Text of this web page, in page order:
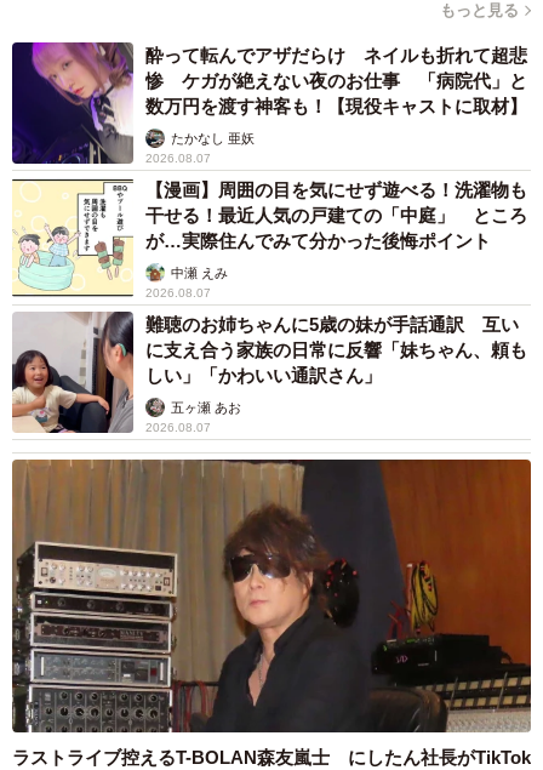
もっと見る
酔って転んでアザだらけ ネイルも折れて超悲
惨 ケガが絶えない夜のお仕事 「病院代」と
数万円を渡す神客も！【現役キャストに取材】
たかなし 亜妖
2026.08.07
【漫画】周囲の目を気にせず遊べる！洗濯物も
干せる！最近人気の戸建ての「中庭」 ところ
が…実際住んでみて分かった後悔ポイント
中瀬 えみ
2026.08.07
難聴のお姉ちゃんに5歳の妹が手話通訳 互い
に支え合う家族の日常に反響「妹ちゃん、頼も
しい」「かわいい通訳さん」
五ヶ瀬 あお
2026.08.07
ラストライブ控えるT-BOLAN森友嵐士 にしたん社長がTikTok